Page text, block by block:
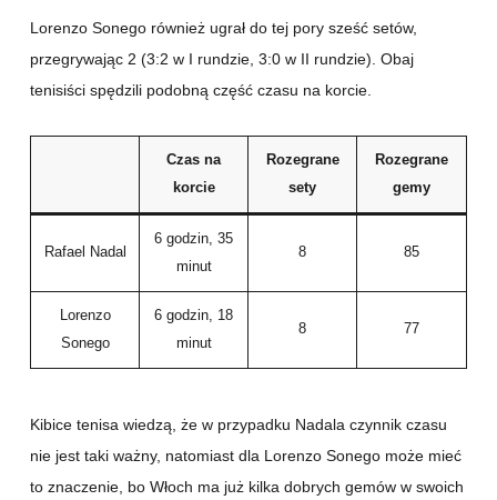
Lorenzo Sonego również ugrał do tej pory sześć setów,
przegrywając 2 (3:2 w I rundzie, 3:0 w II rundzie). Obaj
tenisiści spędzili podobną część czasu na korcie.
Czas na
korcie
Rozegrane
sety
Rozegrane
gemy
Rafael Nadal
6 godzin, 35
minut
8 85
Lorenzo
Sonego
6 godzin, 18
minut
8 77
Kibice tenisa wiedzą, że w przypadku Nadala czynnik czasu
nie jest taki ważny, natomiast dla Lorenzo Sonego może mieć
to znaczenie, bo Włoch ma już kilka dobrych gemów w swoich